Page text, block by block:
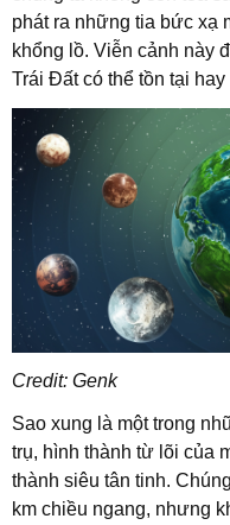
phát ra những tia bức xạ
khổng lồ. Viễn cảnh này
Trái Đất có thể tồn tại
Credit: Genk
Sao xung là một trong
trụ, hình thành từ lõi của
thành siêu tân tinh.
km chiều ngang, nhưng